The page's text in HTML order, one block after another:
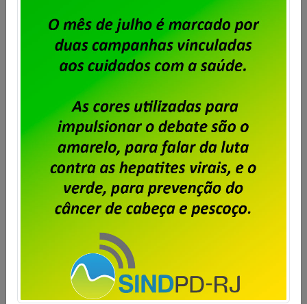
24 de janeiro, dia do(a)
aposentado(a)!
Imprensa
A diretoria do Sindpd-RJ apresenta seu respeito e
admiração pelos aposentados e aposentadas, que
tanto contribuíram para o crescimento e a evolução
Saiba mais